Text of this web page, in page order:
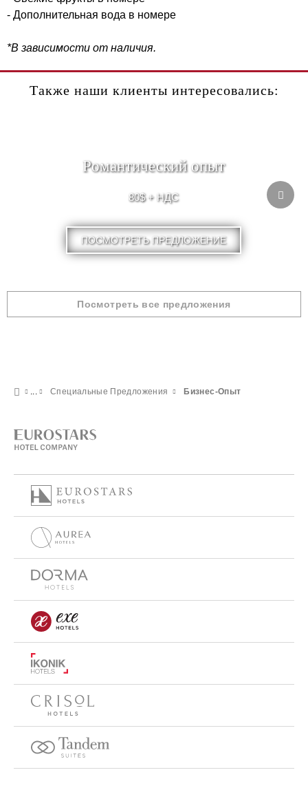
- Дополнительная вода в номере
*В зависимости от наличия.
Также наши клиенты интересовались:
Pомантический опыт
80$ + НДС
ПОСМОТРЕТЬ ПРЕДЛОЖЕНИЕ
Посмотреть все предложения
Специальные Предложения Бизнес-Опыт